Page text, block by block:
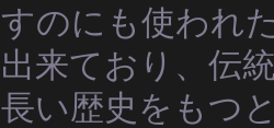
すのにも使われ
出来ており、伝
長い歴史をもつ